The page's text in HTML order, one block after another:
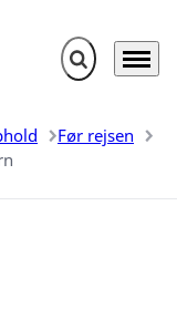
Fold søgefelt
Menu
Før rejsen